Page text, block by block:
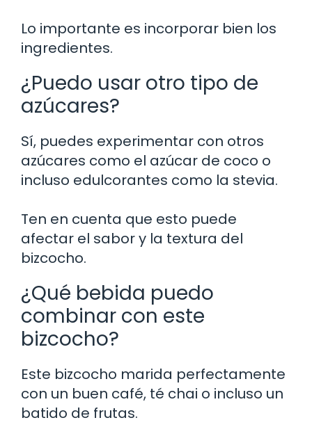
Lo importante es incorporar bien los
ingredientes.
¿Puedo usar otro tipo de
azúcares?
Sí, puedes experimentar con otros
azúcares como el azúcar de coco o
incluso edulcorantes como la stevia.
Ten en cuenta que esto puede
afectar el sabor y la textura del
bizcocho.
¿Qué bebida puedo
combinar con este
bizcocho?
Este bizcocho marida perfectamente
con un buen café, té chai o incluso un
batido de frutas.